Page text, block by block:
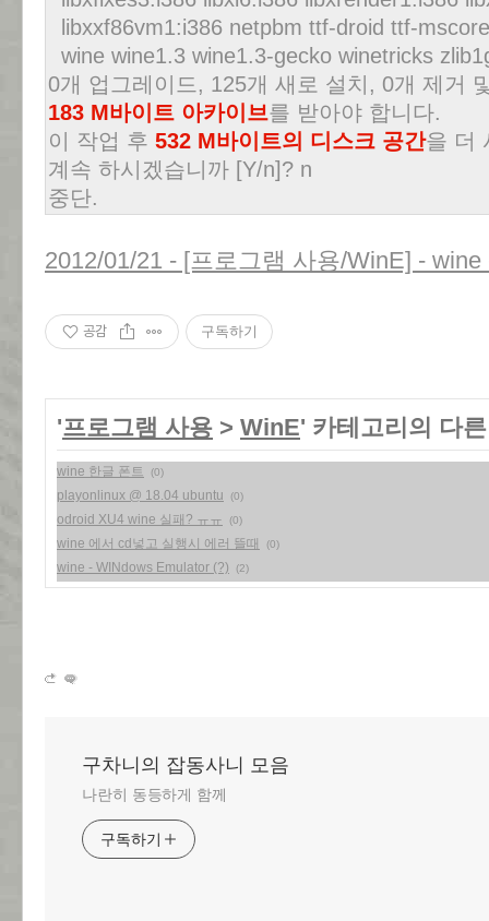
libxxf86vm1:i386 netpbm ttf-droid ttf-
wine wine1.3 wine1.3-gecko winetricks
0개 업그레이드, 125개 새로 설치, 0개 제거
183 M바이트 아카이브를 받아야 합니다.
이 작업 후 532 M바이트의 디스크 공간을 더
계속 하시겠습니까 [Y/n]? n
중단.
2012/01/21 - [프로그램 사용/WinE] -
공감 구독하기
'프로그램 사용 > WinE' 카테고리의 다
wine 한글 폰트 (0)
playonlinux @ 18.04 ubuntu (0)
odroid XU4 wine 실패? ㅠㅠ (0)
wine 에서 cd넣고 실행시 에러 뜰때 (0)
wine - WINdows Emulator (?) (2)
구차니의 잡동사니 모음
나란히 동등하게 함께
구독하기